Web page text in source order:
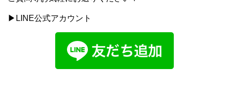
▶LINE公式アカウント